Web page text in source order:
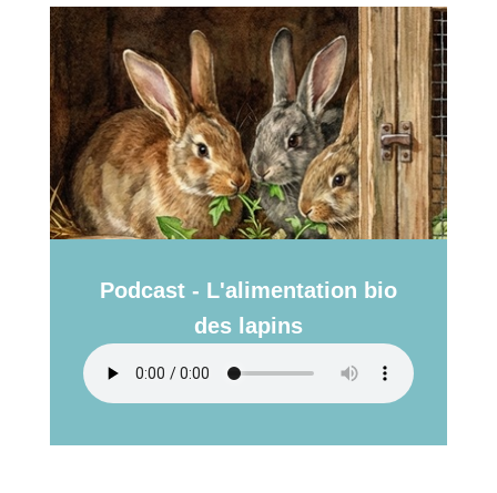
Podcast - L'alimentation bio
des lapins